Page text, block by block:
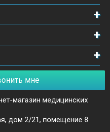
мне
магазин медицинских
дом 2/21, помещение 8